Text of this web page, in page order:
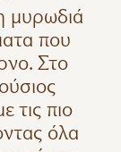
μυρωδιά
που
Στο
τις πιο
όλα